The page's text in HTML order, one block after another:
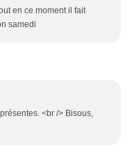
en ce moment il fait
samedi
<br /> Bisous,